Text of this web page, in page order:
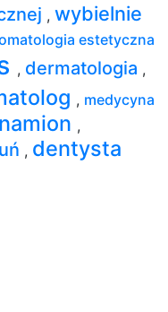
, wybielnie
estetyczna
, dermatologia ,
, medycyna
,
, dentysta